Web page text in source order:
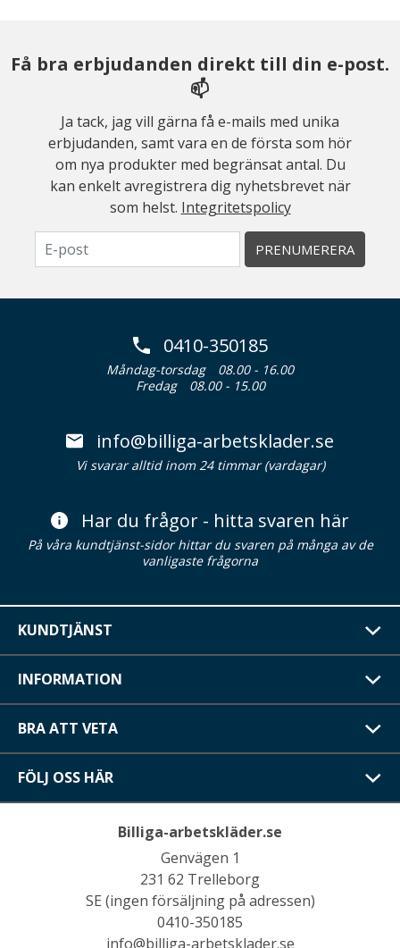
Få bra erbjudanden direkt till din e-post.
📫
Ja tack, jag vill gärna få e-mails med unika
erbjudanden, samt vara en de första som hör
om nya produkter med begränsat antal. Du
kan enkelt avregistrera dig nyhetsbrevet när
som helst. Integritetspolicy
PRENUMERERA
0410-350185
Måndag-torsdag
08.00 - 16.00
Fredag
08.00 - 15.00
info@billiga-arbetsklader.se
Vi svarar alltid inom 24 timmar (vardagar)
Har du frågor - hitta svaren här
På våra kundtjänst-sidor hittar du svaren på många av de
vanligaste frågorna
KUNDTJÄNST
INFORMATION
BRA ATT VETA
FÖLJ OSS HÄR
Billiga-arbetskläder.se
Genvägen 1
231 62 Trelleborg
SE (ingen försäljning på adressen)
0410-350185
info@billiga-arbetsklader.se